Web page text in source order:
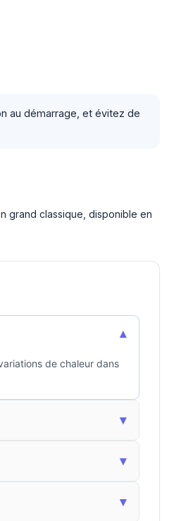
au démarrage, et évitez de
grand classique, disponible en
▾
de chaleur dans
▾
▾
▾